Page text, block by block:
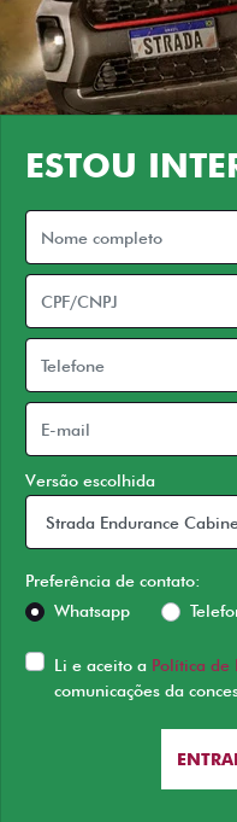
ESTOU
Versão escolhida
Preferência de contato:
Whatsapp
Li e aceito a Política de
comunicações da